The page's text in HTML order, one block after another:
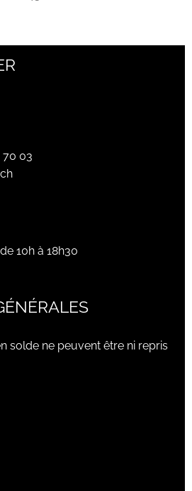
70 03
10h à 18h30
solde ne peuvent être ni repris